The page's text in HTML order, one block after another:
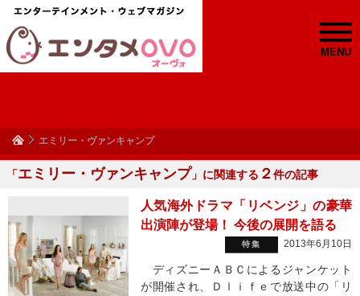
MENU
エミリー・ヴァンキャンプ
「エミリー・ヴァンキャンプ 」に関連する ２件の記事
人気海外ドラマ「リベンジ」の豪華
出演陣が登場！ 今後の展開を語る
特集 2013年6月10日
ディズニーＡＢＣによるジャンケット
が開催され、Ｄｌｉｆｅで放送中の「リ